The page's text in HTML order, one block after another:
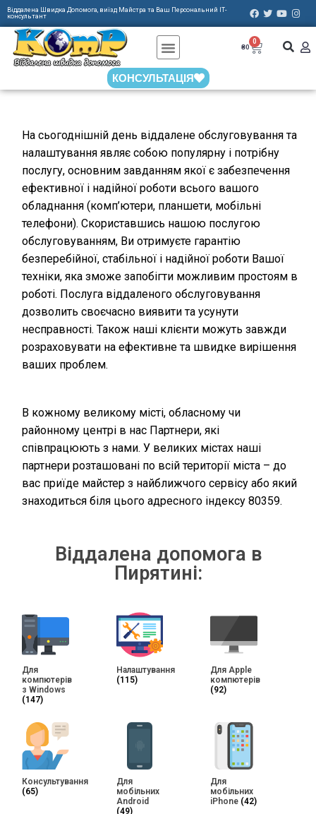
Віддалена Швидка Допомога, виїзд Майстра та Ваш Персональний ІТ-
консультант
₴0
0
КОНСУЛЬТАЦІЯ
На сьогоднішній день віддалене обслуговування та
налаштування являє собою популярну і потрібну
послугу, основним завданням якої є забезпечення
ефективної і надійної роботи всього вашого
обладнання (комп’ютери, планшети, мобільні
телефони). Скориставшись нашою послугою
обслуговуванням, Ви отримуєте гарантію
безперебійної, стабільної і надійної роботи Вашої
техніки, яка зможе запобігти можливим простоям в
роботі. Послуга віддаленого обслуговування
дозволить своєчасно виявити та усунути
несправності. Також наші клієнти можуть завжди
розраховувати на ефективне та швидке вирішення
ваших проблем.
В кожному великому місті, обласному чи
районному центрі в нас Партнери, які
співпрацюють з нами. У великих містах наші
партнери розташовані по всій території міста – до
вас приїде майстер з найближчого сервісу або який
знаходиться біля цього адресного індексу 80359.
Віддалена допомога в
Пирятині:
Для
компютерів
з Windows
(147)
Налаштування
(115)
Для Apple
компютерів
(92)
Консультування
(65)
Для
мобільних
Android
(49)
Для
мобільних
iPhone (42)